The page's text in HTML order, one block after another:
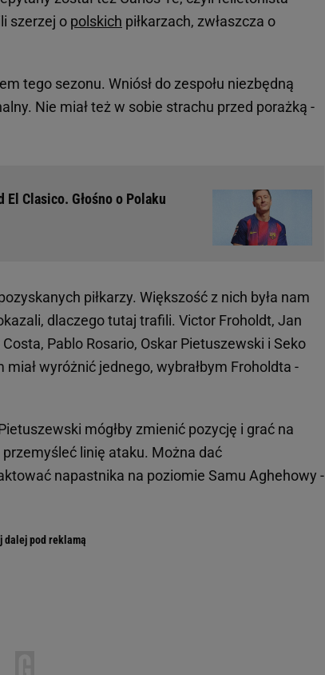
szerzej o polskich piłkarzach, zwłaszcza o
tego sezonu. Wniósł do zespołu niezbędną
Nie miał też w sobie strachu przed porażką -
Clasico. Głośno o Polaku
piłkarzy. Większość z nich była nam
dlaczego tutaj trafili. Victor Froholdt, Jan
Pablo Rosario, Oskar Pietuszewski i Seko
wyróżnić jednego, wybrałbym Froholdta -
mógłby zmienić pozycję i grać na
linię ataku. Można dać
napastnika na poziomie Samu Aghehowy -